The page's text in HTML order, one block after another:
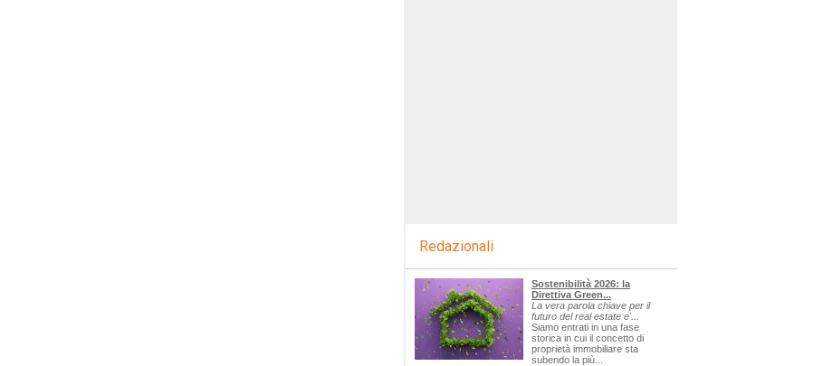
Redazionali
Sostenibilità 2026: la
Direttiva Green...
La vera parola chiave per il
futuro del real estate e'...
Siamo entrati in una fase
storica in cui il concetto di
proprietà immobiliare sta
subendo la più...